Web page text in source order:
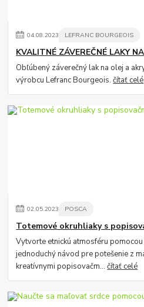
04.08.2023 LEFRANC BOURGEOIS
KVALITNÉ ZÁVEREČNÉ LAKY
Obľúbený záverečný lak na olej a
výrobcu Lefranc Bourgeois.čítať celé
02.05.2023 POSCA
Totemové okruhliaky s
Vytvorte etnickú atmosféru
jednoduchý návod pre potešenie z
kreatívnymi popisovačm...čítať celé